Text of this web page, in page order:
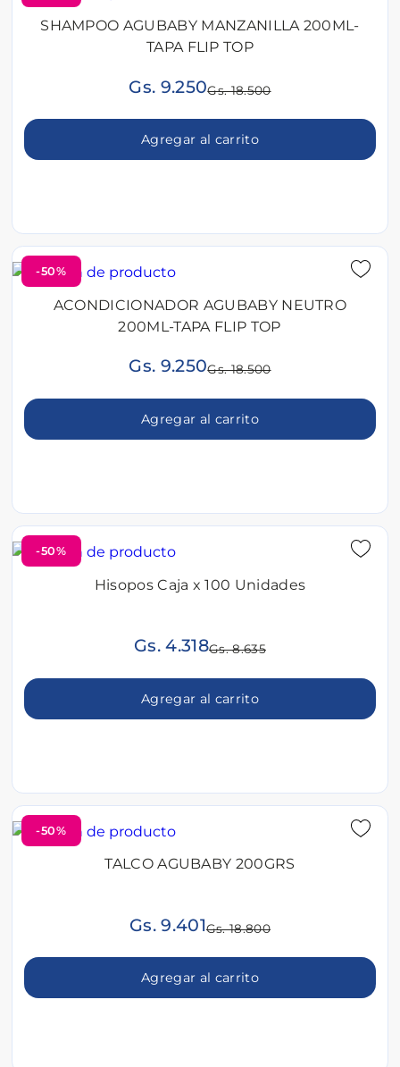
SHAMPOO AGUBABY MANZANILLA 200ML-
TAPA FLIP TOP
Gs. 9.250Gs. 18.500
Agregar al carrito
-50%
ACONDICIONADOR AGUBABY NEUTRO
200ML-TAPA FLIP TOP
Gs. 9.250Gs. 18.500
Agregar al carrito
-50%
Hisopos Caja x 100 Unidades
Gs. 4.318Gs. 8.635
Agregar al carrito
-50%
TALCO AGUBABY 200GRS
Gs. 9.401Gs. 18.800
Agregar al carrito